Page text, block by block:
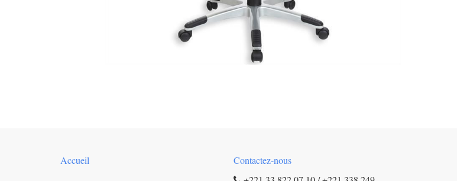
Accueil
Contactez-nous